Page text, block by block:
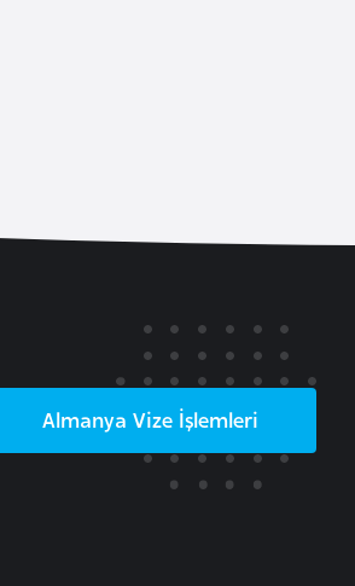
Almanya Vize İşlemleri